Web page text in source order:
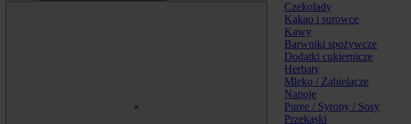
×
Czekolady
Kakao i surowce
Kawy
Barwniki spożywcze
Dodatki cukiernicze
Herbaty
Mleko / Zabielacze
Napoje
Puree / Syropy / Sosy
Przekąski